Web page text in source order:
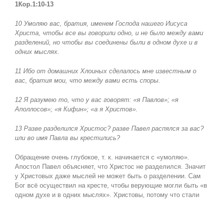
1Кор.1:10-13
10 Умоляю вас, братия, именем Господа нашего Иисуса
Христа, чтобы все вы говорили одно, и не было между вами
разделений, но чтобы вы соединены были в одном духе и в
одних мыслях.
11 Ибо от домашних Хлоиных сделалось мне известным о
вас, братия мои, что между вами есть споры.
12 Я разумею то, что у вас говорят: «я Павлов»; «я
Аполлосов»; «я Кифин»; «а я Христов».
13 Разве разделился Христос? разве Павел распялся за вас?
или во имя Павла вы крестились?
Обращение очень глубокое, т. к. начинается с «умоляю».
Апостол Павел объясняет, что Христос не разделился. Значит
у Христовых даже мыслей не может быть о разделении. Сам
Бог всё осуществил на кресте, чтобы верующие могли быть «в
одном духе и в одних мыслях». Христовы, потому что стали